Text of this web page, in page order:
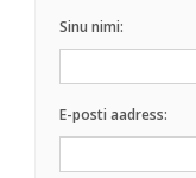
Sinu nimi:
E-posti aadress: